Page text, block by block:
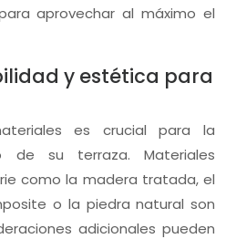
aprovechar al máximo el
y estética para
es crucial para la
de su terraza. Materiales
como la madera tratada, el
o la piedra natural son
adicionales pueden